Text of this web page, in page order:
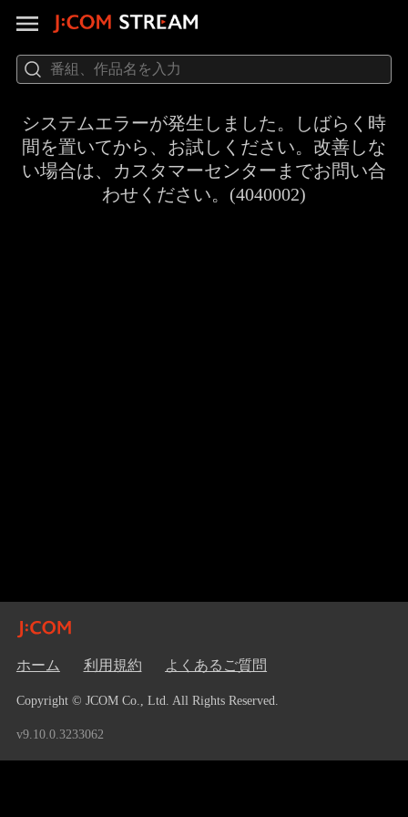
システムエラーが発生しました。しばらく時
間を置いてから、お試しください。改善しな
い場合は、カスタマーセンターまでお問い合
わせください。(4040002)
ホーム 利用規約 よくあるご質問
Copyright © JCOM Co., Ltd. All Rights Reserved.
v9.10.0.3233062